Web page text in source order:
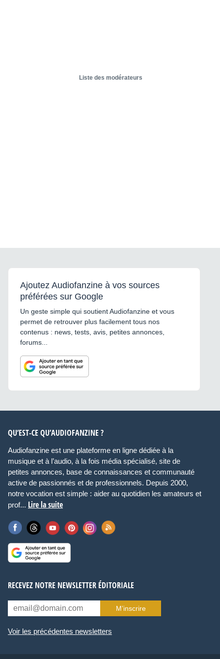
Liste des modérateurs
Ajoutez Audiofanzine à vos sources
préférées sur Google
Un geste simple qui soutient Audiofanzine et vous
permet de retrouver plus facilement tous nos
contenus : news, tests, avis, petites annonces,
forums...
QU’EST-CE QU’AUDIOFANZINE ?
Audiofanzine est une plateforme en ligne dédiée à la
musique et à l’audio, à la fois média spécialisé, site de
petites annonces, base de connaissances et communauté
active de passionnés et de professionnels. Depuis 2000,
notre vocation est simple : aider au quotidien les amateurs et
prof... Lire la suite
RECEVEZ NOTRE NEWSLETTER ÉDITORIALE
M’inscrire
Voir les précédentes newsletters